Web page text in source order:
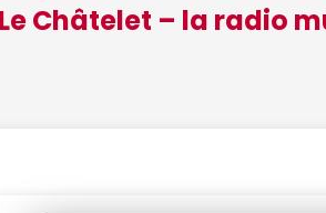
Châtelet – la radio